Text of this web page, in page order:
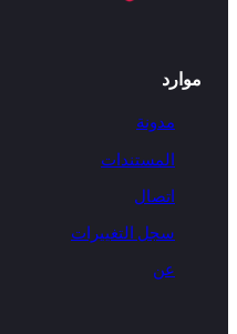
موارد
مدونة
المستندات
اتصال
سجل التغييرات
عن